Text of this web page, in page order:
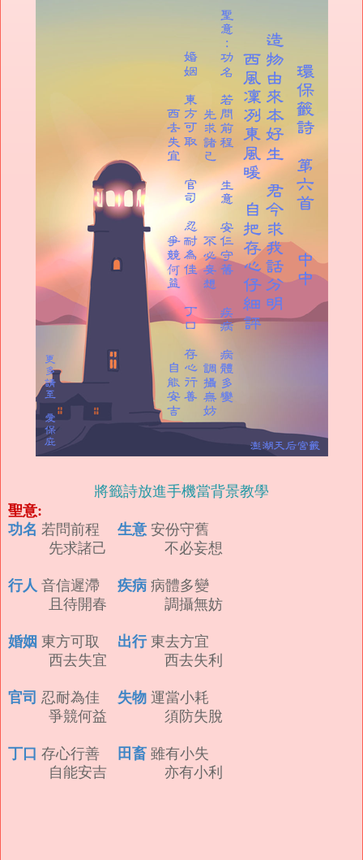
將籤詩放進手機當背景教學
聖意:
功名 若問前程 生意 安份守舊
先求諸己 不必妄想
行人 音信遲滯 疾病 病體多變
且待開春 調攝無妨
婚姻 東方可取 出行東去方宜
西去失宜 西去失利
官司 忍耐為佳 失物 運當小耗
爭競何益 須防失脫
丁口 存心行善 田畜 雖有小失
自能安吉 亦有小利